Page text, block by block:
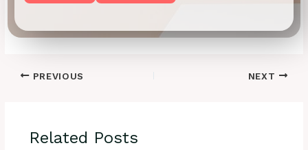
PREVIOUS NEXT
Related Posts